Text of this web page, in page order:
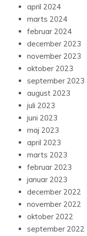
april 2024
marts 2024
februar 2024
december 2023
november 2023
oktober 2023
september 2023
august 2023
juli 2023
juni 2023
maj 2023
april 2023
marts 2023
februar 2023
januar 2023
december 2022
november 2022
oktober 2022
september 2022